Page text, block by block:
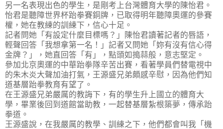
另一名表現出色的學生，是剛考上台灣體育大學的陳怡君。
怡君是聽障世界杯跆拳賽銅牌，已取得明年聽障奧運的參賽
權，她在教練的訓練下，信心十足。
記者問她「有設定什麼目標嗎？」陳怡君讀著記者的唇語，
輕聲回答「我想拿第一名！」記者又問她「妳有沒有信心得
金牌？」，她直回答「有」，點頭如搗蒜般，意志堅定。
參加北京奧運的中華跆拳隊辛苦出賽，看著學員們替電視中
的朱木炎大聲加油打氣，王源盛兄弟頗感辛慰，因為他們知
道基層跆拳教育有望了。
在王源盛兄弟嚴厲的教誨下，有的學生升上國立的體育大
學，畢業後回到道館當助教，一起替基層紮根築夢，傳承跆
拳道。
王源盛說，在我嚴厲的教學、訓練之下，他們都會叫我「機